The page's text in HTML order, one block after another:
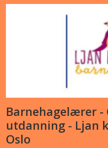
Barnehagelærer -
utdanning - Ljan
Oslo